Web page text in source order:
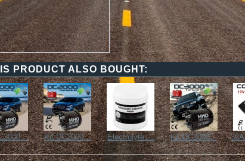
PRODUCT ALSO BOUGHT:
Kit DC2000... Électrolyte.... Kit DC3000...